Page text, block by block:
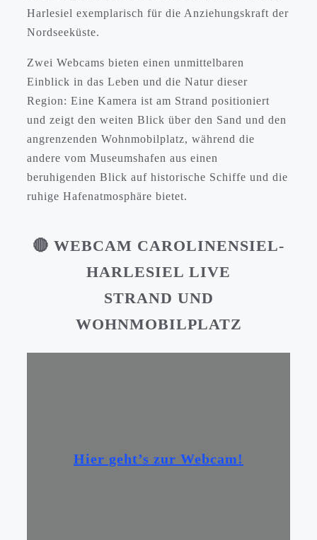
Harlesiel exemplarisch für die Anziehungskraft der
Nordseeküste.
Zwei Webcams bieten einen unmittelbaren
Einblick in das Leben und die Natur dieser
Region: Eine Kamera ist am Strand positioniert
und zeigt den weiten Blick über den Sand und den
angrenzenden Wohnmobilplatz, während die
andere vom Museumshafen aus einen
beruhigenden Blick auf historische Schiffe und die
ruhige Hafenatmosphäre bietet.
🔴 WEBCAM CAROLINENSIEL-
HARLESIEL LIVE
STRAND UND
WOHNMOBILPLATZ
Hier geht’s zur Webcam!